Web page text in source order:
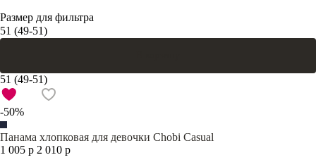
Размер для фильтра
51 (49-51)
51 (49-51)
-50%
Панама хлопковая для девочки Chobi Casual
1 005 р 2 010 р